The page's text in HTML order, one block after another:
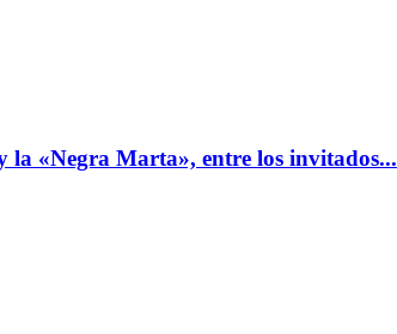
«Negra Marta», entre los invitados...